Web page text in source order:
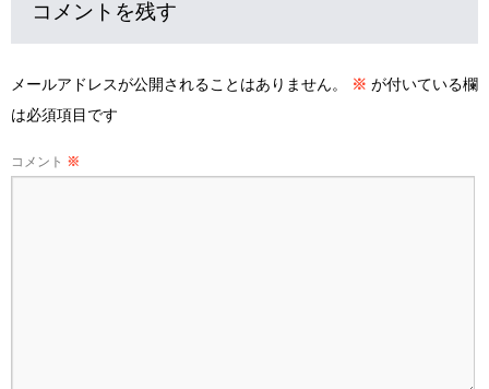
コメントを残す
メールアドレスが公開されることはありません。 ※ が付いている欄
は必須項目です
コメント ※